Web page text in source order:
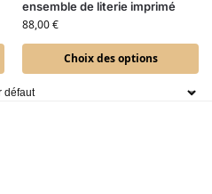
ensemble de literie imprimé
88,00€
Choix des options